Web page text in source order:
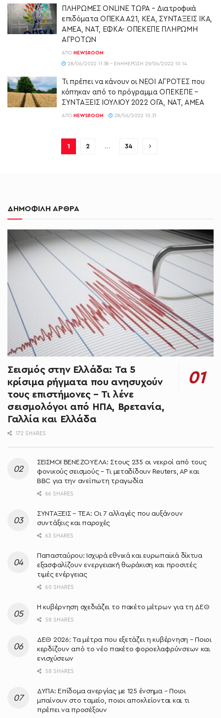
ΠΛΗΡΩΜΕΣ ONLINE ΤΩΡΑ – Διατροφικά
επιδόματα ΟΠΕΚΑ Α21, ΚΕΑ, ΣΥΝΤΑΞΕΙΣ ΙΚΑ,
ΑΜΕΑ, ΝΑΤ, ΕΦΚΑ- ΟΠΕΚΕΠΕ ΠΛΗΡΩΜΗ
ΑΓΡΟΤΩΝ
ΑΠΌ NEWSROOM
28/06/2022 11:38 - ΕΝΗΜΈΡΩΣΗ 29/06/2022 10:14
Τι πρέπει να κάνουν οι ΝΕΟΙ ΑΓΡΟΤΕΣ που
κόπηκαν από το πρόγραμμα ΟΠΕΚΕΠΕ –
ΣΥΝΤΑΞΕΙΣ ΙΟΥΛΙΟΥ 2022 ΟΓΑ, ΝΑΤ, ΑΜΕΑ
ΑΠΌ NEWSROOM 28/06/2022 10:31
1 2 … 34
ΔΗΜΟΦΙΛΗ ΑΡΘΡΑ
Σεισμός στην Ελλάδα: Τα 5
κρίσιμα ρήγματα που ανησυχούν
τους επιστήμονες – Τι λένε
σεισμολόγοι από ΗΠΑ, Βρετανία,
Γαλλία και Ελλάδα
172 SHARES
ΣΕΙΣΜΟΙ ΒΕΝΕΖΟΥΕΛΑ: Στους 235 οι νεκροί από τους
φονικούς σεισμούς – Τι μεταδίδουν Reuters, AP και
BBC για την ανείπωτη τραγωδία
66 SHARES
ΣΥΝΤΑΞΕΙΣ – ΤΕΑ: Οι 7 αλλαγές που αυξάνουν
συντάξεις και παροχές
63 SHARES
Παπασταύρου: Ισχυρά εθνικά και ευρωπαϊκά δίκτυα
εξασφαλίζουν ενεργειακή θωράκιση και προσιτές
τιμές ενέργειας
60 SHARES
Η κυβέρνηση σχεδιάζει το πακέτο μέτρων για τη ΔΕΘ
58 SHARES
ΔΕΘ 2026: Τα μέτρα που εξετάζει η κυβέρνηση – Ποιοι
κερδίζουν από το νέο πακέτο φοροελαφρύνσεων και
ενισχύσεων
58 SHARES
ΔΥΠΑ: Επίδομα ανεργίας με 125 ένσημα – Ποιοι
μπαίνουν στο ταμείο, ποιοι αποκλείονται και τι
πρέπει να προσέξουν